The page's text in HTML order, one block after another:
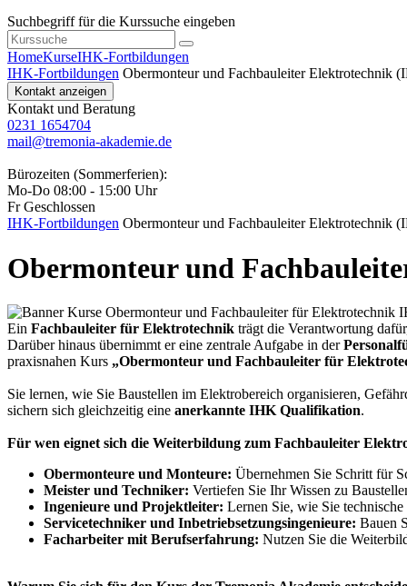
Suchbegriff für die Kurssuche eingeben
HomeKurseIHK-Fortbildungen
IHK-Fortbildungen Obermonteur und Fachbauleiter Elektrotechnik
Kontakt anzeigen
Kontakt und Beratung
0231 1654704
mail@tremonia-akademie.de
Bürozeiten (Sommerferien):
Mo-Do 08:00 - 15:00 Uhr
Fr Geschlossen
IHK-Fortbildungen Obermonteur und Fachbauleiter Elektrotechnik
Obermonteur und
Ein Fachbauleiter für Elektrotechnik trägt die Verantwortung
Darüber hinaus übernimmt er eine zentrale Aufgabe in der
praxisnahen Kurs „Obermonteur und Fachbauleiter für
Sie lernen, wie Sie Baustellen im Elektrobereich organisieren,
sichern sich gleichzeitig eine anerkannte IHK Qualifikation.
Für wen eignet sich die Weiterbildung zum Fachbauleiter
Obermonteure und Monteure: Übernehmen Sie Schritt für
Meister und Techniker: Vertiefen Sie Ihr Wissen zu
Ingenieure und Projektleiter: Lernen Sie, wie Sie
Servicetechniker und Inbetriebsetzungsingenieure: Bauen
Facharbeiter mit Berufserfahrung: Nutzen Sie die